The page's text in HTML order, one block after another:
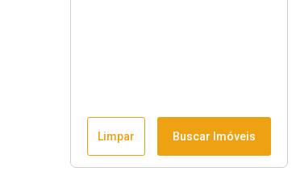
Limpar Buscar Imóveis